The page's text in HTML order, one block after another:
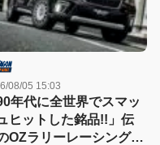
08/05 15:03
年代に全世界でスマッ
ヒットした銘品!!」伝
OZラリーレーシングを